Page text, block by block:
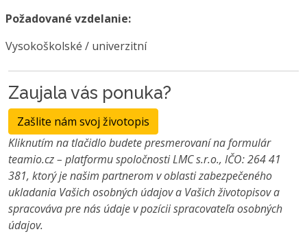
Požadované vzdelanie:
Vysokoškolské / univerzitní
Zaujala vás ponuka?
Zašlite nám svoj životopis
Kliknutím na tlačidlo budete presmerovaní na formulár
teamio.cz – platformu spoločnosti LMC s.r.o., IČO: 264 41
381, ktorý je našim partnerom v oblasti zabezpečeného
ukladania Vašich osobných údajov a Vašich životopisov a
spracováva pre nás údaje v pozícii spracovateľa osobných
údajov.